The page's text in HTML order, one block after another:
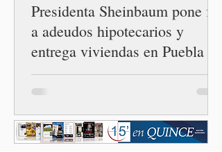
Presidenta Sheinbaum pone fin
a adeudos hipotecarios y
entrega viviendas en Puebla